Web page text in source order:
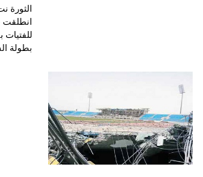
الثورة
انطلقت
بطولة